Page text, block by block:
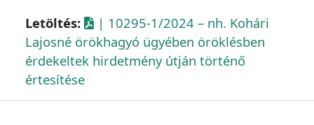
Letöltés:
| 10295-1/2024 – nh. Kohári
Lajosné örökhagyó ügyében öröklésben
érdekeltek hirdetmény útján történő
értesítése